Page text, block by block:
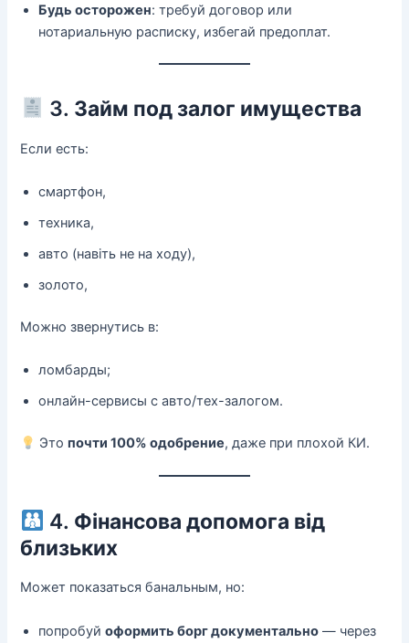
Будь осторожен: требуй договор или
нотариальную расписку, избегай предоплат.
3. Займ под залог имущества
Если есть:
смартфон,
техника,
авто (навіть не на ходу),
золото,
Можно звернутись в:
ломбарды;
онлайн-сервисы с авто/тех-залогом.
Этопочти 100% одобрение, даже при плохой КИ.
4. Фінансова допомога від
близьких
Может показаться банальным, но:
попробуйоформить борг документально — через